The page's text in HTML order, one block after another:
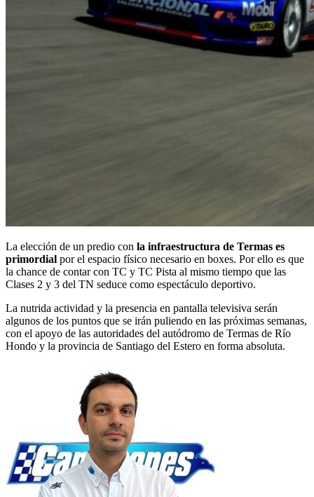
La elección de un predio con la infraestructura de Termas es
primordial por el espacio físico necesario en boxes. Por ello es que
la chance de contar con TC y TC Pista al mismo tiempo que las
Clases 2 y 3 del TN seduce como espectáculo deportivo.
La nutrida actividad y la presencia en pantalla televisiva serán
algunos de los puntos que se irán puliendo en las próximas semanas,
con el apoyo de las autoridades del autódromo de Termas de Río
Hondo y la provincia de Santiago del Estero en forma absoluta.